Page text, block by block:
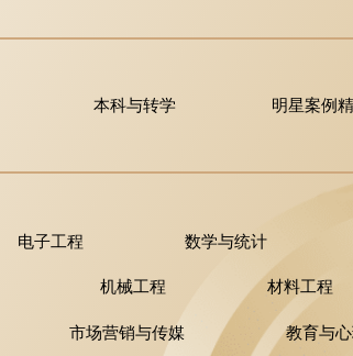
本科与转学 明星案例
电子工程 数学与统计
机械工程 材料工程
市场营销与传媒 教育与